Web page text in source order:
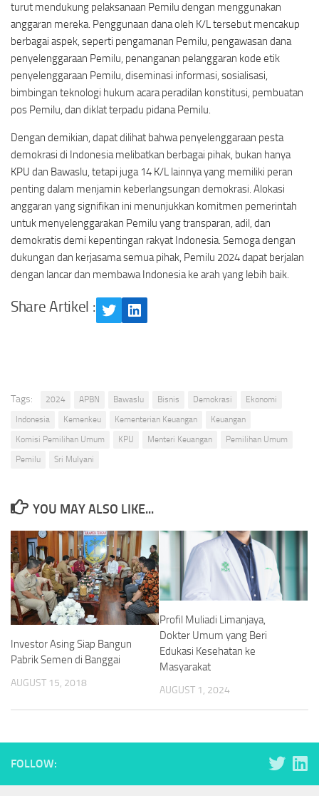
turut mendukung pelaksanaan Pemilu dengan menggunakan
anggaran mereka. Penggunaan dana oleh K/L tersebut mencakup
berbagai aspek, seperti pengamanan Pemilu, pengawasan dana
penyelenggaraan Pemilu, penanganan pelanggaran kode etik
penyelenggaraan Pemilu, diseminasi informasi, sosialisasi,
bimbingan teknologi hukum acara peradilan konstitusi, pembuatan
pos Pemilu, dan diklat terpadu pidana Pemilu.
Dengan demikian, dapat dilihat bahwa penyelenggaraan pesta
demokrasi di Indonesia melibatkan berbagai pihak, bukan hanya
KPU dan Bawaslu, tetapi juga 14 K/L lainnya yang memiliki peran
penting dalam menjamin keberlangsungan demokrasi. Alokasi
anggaran yang signifikan ini menunjukkan komitmen pemerintah
untuk menyelenggarakan Pemilu yang transparan, adil, dan
demokratis demi kepentingan rakyat Indonesia. Semoga dengan
dukungan dan kerjasama semua pihak, Pemilu 2024 dapat berjalan
dengan lancar dan membawa Indonesia ke arah yang lebih baik.
Share Artikel :
TwitterLinkedIn
Tags: 2024 APBN Bawaslu Bisnis Demokrasi
Ekonomi
Indonesia
Kemenkeu Kementerian Keuangan
Keuangan
Komisi Pemilihan Umum
KPU Menteri Keuangan
Pemilihan Umum
Pemilu
Sri Mulyani
YOU MAY ALSO LIKE...
Investor Asing Siap Bangun
Pabrik Semen di Banggai
AUGUST 15, 2018
Profil Muliadi Limanjaya,
Dokter Umum yang Beri
Edukasi Kesehatan ke
Masyarakat
AUGUST 1, 2024
FOLLOW: